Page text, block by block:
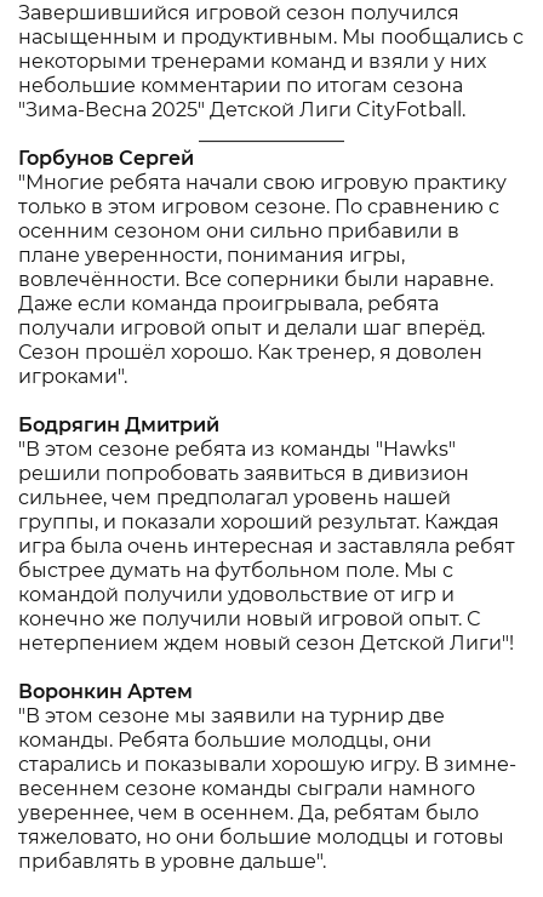
Завершившийся игровой сезон получился
насыщенным и продуктивным. Мы пообщались с
некоторыми тренерами команд и взяли у них
небольшие комментарии по итогам сезона
"Зима-Весна 2025" Детской Лиги CityFotball.
Горбунов Сергей
"Многие ребята начали свою игровую практику
только в этом игровом сезоне. По сравнению с
осенним сезоном они сильно прибавили в
плане уверенности, понимания игры,
вовлечённости. Все соперники были наравне.
Даже если команда проигрывала, ребята
получали игровой опыт и делали шаг вперёд.
Сезон прошёл хорошо. Как тренер, я доволен
игроками".
Бодрягин Дмитрий
"В этом сезоне ребята из команды "Hawks"
решили попробовать заявиться в дивизион
сильнее, чем предполагал уровень нашей
группы, и показали хороший результат. Каждая
игра была очень интересная и заставляла ребят
быстрее думать на футбольном поле. Мы с
командой получили удовольствие от игр и
конечно же получили новый игровой опыт. С
нетерпением ждем новый сезон Детской Лиги"!
Воронкин Артем
"В этом сезоне мы заявили на турнир две
команды. Ребята большие молодцы, они
старались и показывали хорошую игру. В зимне-
весеннем сезоне команды сыграли намного
увереннее, чем в осеннем. Да, ребятам было
тяжеловато, но они большие молодцы и готовы
прибавлять в уровне дальше".